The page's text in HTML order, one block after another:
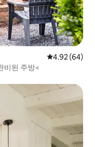
평점 4.92점(5
4.92 (64)
비된 주방<